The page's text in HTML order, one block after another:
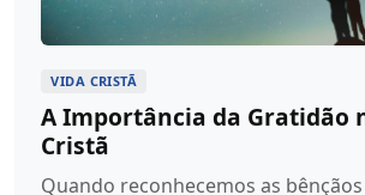
VIDA CRISTÃ
A Importância da Gratidão
Cristã
Quando reconhecemos as